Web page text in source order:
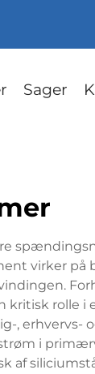
Sager
virker på
rolle i
erhvervs-
i